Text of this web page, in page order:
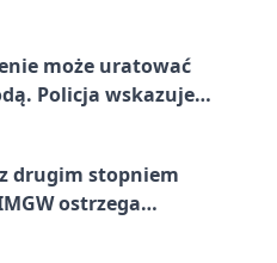
może uratować
Policja wskazuje
drugim stopniem
ostrzega